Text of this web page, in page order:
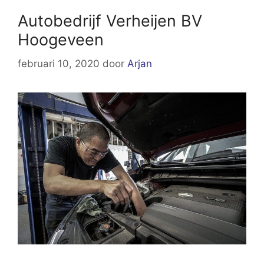
Autobedrijf Verheijen BV
Hoogeveen
februari 10, 2020 door Arjan